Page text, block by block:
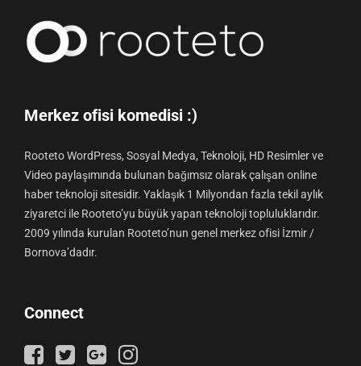
Merkez ofisi komedisi :)
Rooteto WordPress, Sosyal Medya, Teknoloji, HD Resimler ve
Video paylaşımında bulunan bağımsız olarak çalışan online
haber teknoloji sitesidir. Yaklaşık 1 Milyondan fazla tekil aylık
ziyaretci ile Rooteto’yu büyük yapan teknoloji topluluklarıdır.
2009 yılında kurulan Rooteto’nun genel merkez ofisi İzmir /
Bornova’dadır.
Connect